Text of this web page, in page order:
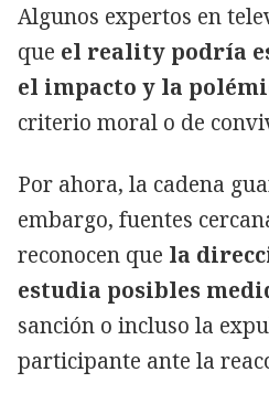
Algunos expertos en
que el reality podría
el impacto y la
criterio moral o de
Por ahora, la cadena
embargo, fuentes
reconocen que la
estudia posibles
sanción o incluso la
participante ante la